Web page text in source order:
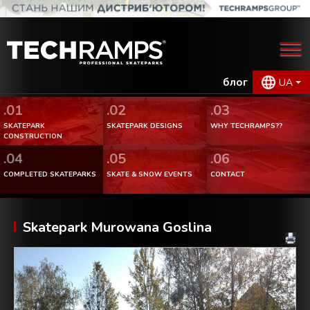
блог UA
.01
SKATEPARK
CONSTRUCTION
.02
SKATEPARK DESIGNS
.03
WHY TECHRAMPS??
.04
COMPLETED SKATEPARKS
.05
SKATE & SNOW EVENTS
.06
CONTACT
Skatepark Murowana Goslina